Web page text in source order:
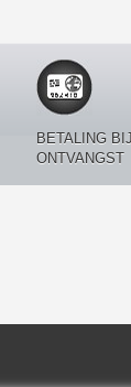
BETALING BIJ
ONTVANGST